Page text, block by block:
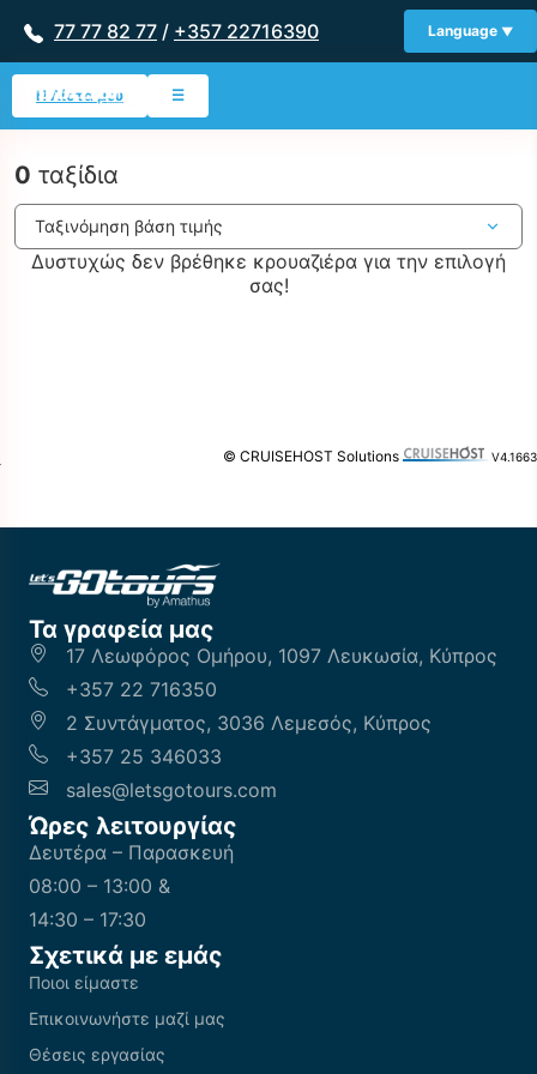
77 77 82 77 / +357 22716390 Language
Η Λίστα μου ☰
0 ταξίδια
Δυστυχώς δεν βρέθηκε κρουαζιέρα για την επιλογή
σας!
© CRUISEHOST Solutions V4.1663
Τα γραφεία μας
17 Λεωφόρος Ομήρου, 1097 Λευκωσία, Κύπρος
+357 22 716350
2 Συντάγματος, 3036 Λεμεσός, Κύπρος
+357 25 346033
sales@letsgotours.com
Ώρες λειτουργίας
Δευτέρα – Παρασκευή
08:00 – 13:00 &
14:30 – 17:30
Σχετικά με εμάς
Ποιοι είμαστε
Επικοινωνήστε μαζί μας
Θέσεις εργασίας